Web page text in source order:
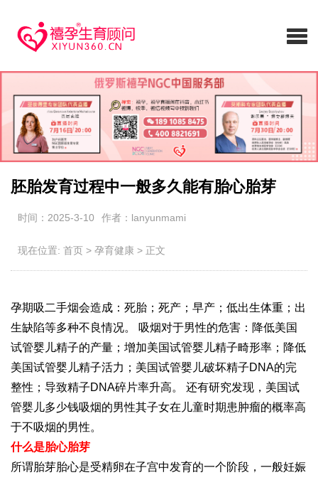
胚胎发育过程中一般多久能有胎心胎芽
时间：2025-3-10 作者：lanyunmami
现在位置: 首页 > 孕育健康 > 正文
孕期吸二手烟会造成：死胎；死产；早产；低出生体重；出
生缺陷等多种不良情况。 吸烟对于男性的危害：降低美国
试管婴儿精子的产量；增加美国试管婴儿精子畸形率；降低
美国试管婴儿精子活力；美国试管婴儿破坏精子DNA的完
整性；导致精子DNA碎片率升高。 还有研究发现，美国试
管婴儿多少钱吸烟的男性其子女在儿童时期患肿瘤的概率高
于不吸烟的男性。
什么是胎心胎芽
所谓胎芽胎心是受精卵在子宫中发育的一个阶段，一般妊娠